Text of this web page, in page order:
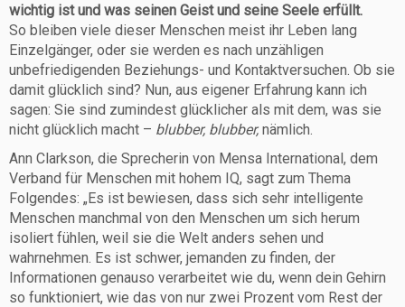
wichtig ist und was seinen Geist und seine Seele erfüllt.
So bleiben viele dieser Menschen meist ihr Leben lang
Einzelgänger, oder sie werden es nach unzähligen
unbefriedigenden Beziehungs- und Kontaktversuchen. Ob sie
damit glücklich sind? Nun, aus eigener Erfahrung kann ich
sagen: Sie sind zumindest glücklicher als mit dem, was sie
nicht glücklich macht – blubber, blubber, nämlich.
Ann Clarkson, die Sprecherin von Mensa International, dem
Verband für Menschen mit hohem IQ, sagt zum Thema
Folgendes: „Es ist bewiesen, dass sich sehr intelligente
Menschen manchmal von den Menschen um sich herum
isoliert fühlen, weil sie die Welt anders sehen und
wahrnehmen. Es ist schwer, jemanden zu finden, der
Informationen genauso verarbeitet wie du, wenn dein Gehirn
so funktioniert, wie das von nur zwei Prozent vom Rest der